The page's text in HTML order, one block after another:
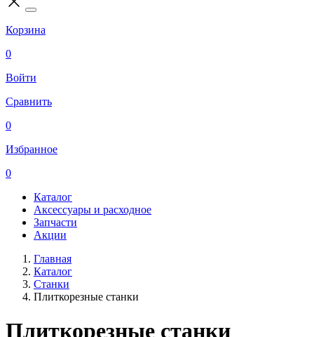
Корзина
0
Войти
Сравнить
0
Избранное
0
Каталог
Аксессуары и расходное
Запчасти
Акции
Главная
Каталог
Станки
Плиткорезные станки
Плиткорезные станки